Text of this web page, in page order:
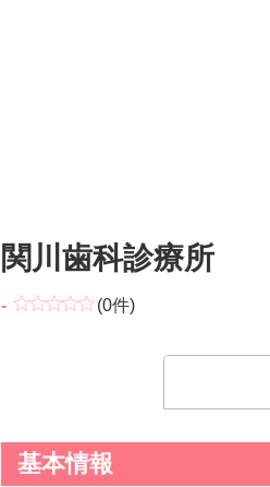
関川歯科診療所
- (0件)
基本情報